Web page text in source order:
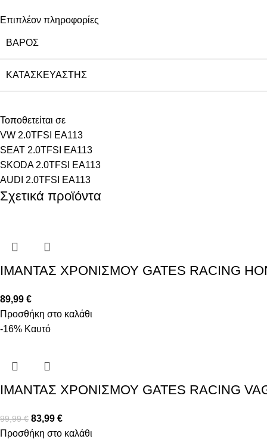
Επιπλέον πληροφορίες
ΒΆΡΟΣ
ΚΑΤΑΣΚΕΥΑΣΤΉΣ
Τοποθετείται σε
VW 2.0TFSI EA113
SEAT 2.0TFSI EA113
SKODA 2.0TFSI EA113
AUDI 2.0TFSI EA113
Σχετικά προϊόντα
ΙΜΑΝΤΑΣ ΧΡΟΝΙΣΜΟΥ GATES RACING
89,99 €
Προσθήκη στο καλάθι
-16% Καυτό
ΙΜΑΝΤΑΣ ΧΡΟΝΙΣΜΟΥ GATES RACING
99,99€ 83,99 €
Προσθήκη στο καλάθι